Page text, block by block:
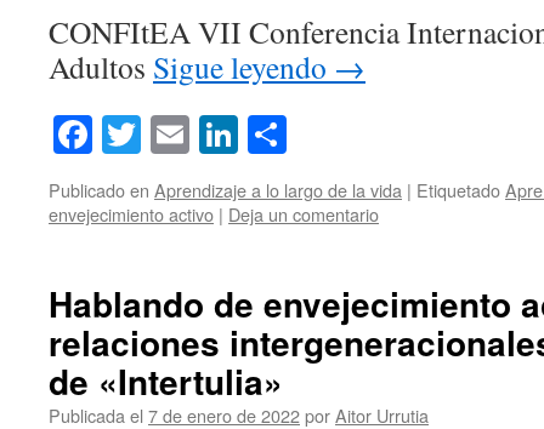
CONFItEA VII Conferencia
Adultos Sigue leyendo →
Facebook
Twitter
EmailLinkedIn
Publicado en Aprendizaje a lo largo de la vida | Etiquetado
envejecimiento activo | Deja un comentario
Hablando de envejecimiento
relaciones
de «Intertulia»
Publicada el 7 de enero de 2022porAitor Urrutia